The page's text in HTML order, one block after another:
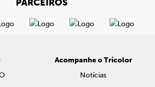
PARCEIROS
Acompanhe o Tricolor
Notícias